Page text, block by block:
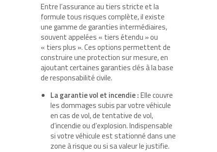
Entre l’assurance au tiers stricte et la
formule tous risques complète, il existe
une gamme de garanties intermédiaires,
souvent appelées « tiers étendu » ou
« tiers plus ». Ces options permettent de
construire une protection sur mesure, en
ajoutant certaines garanties clés à la base
de responsabilité civile.
La garantie vol et incendie :Elle couvre
les dommages subis par votre véhicule
en cas de vol, de tentative de vol,
d’incendie ou d’explosion. Indispensable
si votre véhicule est stationné dans une
zone à risque ou si sa valeur le justifie.